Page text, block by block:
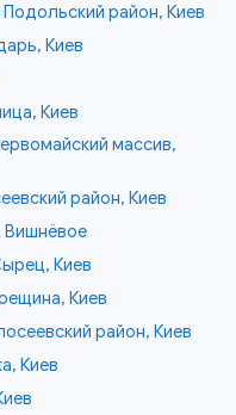
район, Киев
Киев
Киев
массив,
район, Киев
Вишнёвое
Киев
Киев
район, Киев
Киев